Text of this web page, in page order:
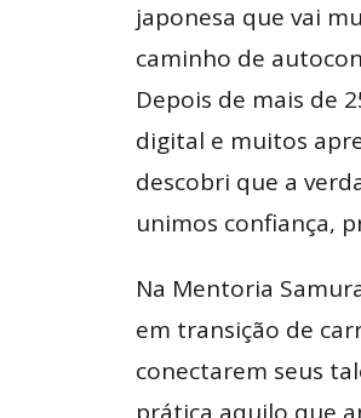
japonesa que vai
caminho de
Depois de mais de
digital e muitos
descobri que a
unimos confiança,
Na Mentoria
em transição de
conectarem seus